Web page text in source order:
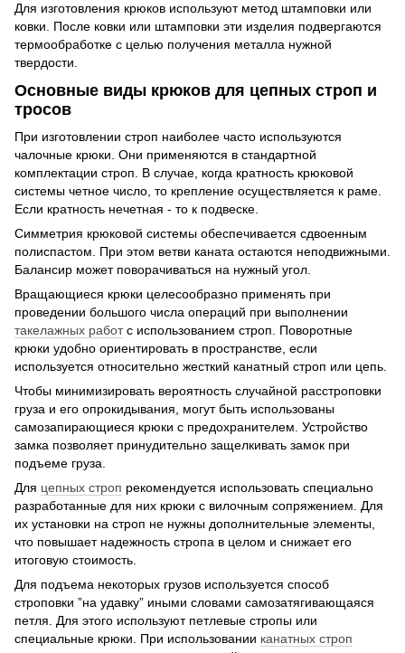
Для изготовления крюков используют метод штамповки или
ковки. После ковки или штамповки эти изделия подвергаются
термообработке с целью получения металла нужной
твердости.
Основные виды крюков для цепных строп и
тросов
При изготовлении строп наиболее часто используются
чалочные крюки. Они применяются в стандартной
комплектации строп. В случае, когда кратность крюковой
системы четное число, то крепление осуществляется к раме.
Если кратность нечетная - то к подвеске.
Симметрия крюковой системы обеспечивается сдвоенным
полиспастом. При этом ветви каната остаются неподвижными.
Балансир может поворачиваться на нужный угол.
Вращающиеся крюки целесообразно применять при
проведении большого числа операций при выполнении
такелажных работс использованием строп. Поворотные
крюки удобно ориентировать в пространстве, если
используется относительно жесткий канатный строп или цепь.
Чтобы минимизировать вероятность случайной расстроповки
груза и его опрокидывания, могут быть использованы
самозапирающиеся крюки с предохранителем. Устройство
замка позволяет принудительно защелкивать замок при
подъеме груза.
Для цепных строп рекомендуется использовать специально
разработанные для них крюки с вилочным сопряжением. Для
их установки на строп не нужны дополнительные элементы,
что повышает надежность стропа в целом и снижает его
итоговую стоимость.
Для подъема некоторых грузов используется способ
строповки ”на удавку” иными словами самозатягивающаяся
петля. Для этого используют петлевые стропы или
специальные крюки. При использовании канатных строп